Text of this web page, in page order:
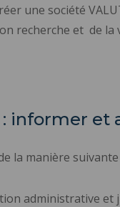
une société
recherche et de la
informer et
la manière suivante
administrative et